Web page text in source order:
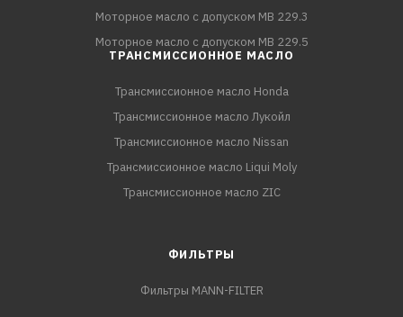
Моторное масло с допуском MB 229.3
Моторное масло с допуском MB 229.5
ТРАНСМИССИОННОЕ МАСЛО
Трансмиссионное масло Honda
Трансмиссионное масло Лукойл
Трансмиссионное масло Nissan
Трансмиссионное масло Liqui Moly
Трансмиссионное масло ZIC
ФИЛЬТРЫ
Фильтры MANN-FILTER